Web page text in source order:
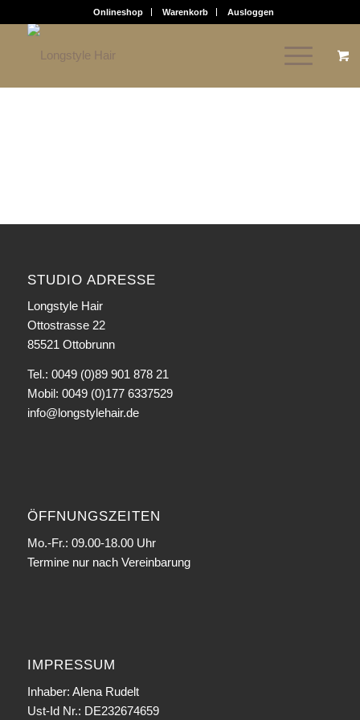
Onlineshop Warenkorb Ausloggen
STUDIO ADRESSE
Longstyle Hair
Ottostrasse 22
85521 Ottobrunn
Tel.: 0049 (0)89 901 878 21
Mobil: 0049 (0)177 6337529
info@longstylehair.de
ÖFFNUNGSZEITEN
Mo.-Fr.: 09.00-18.00 Uhr
Termine nur nach Vereinbarung
IMPRESSUM
Inhaber: Alena Rudelt
Ust-Id Nr.: DE232674659